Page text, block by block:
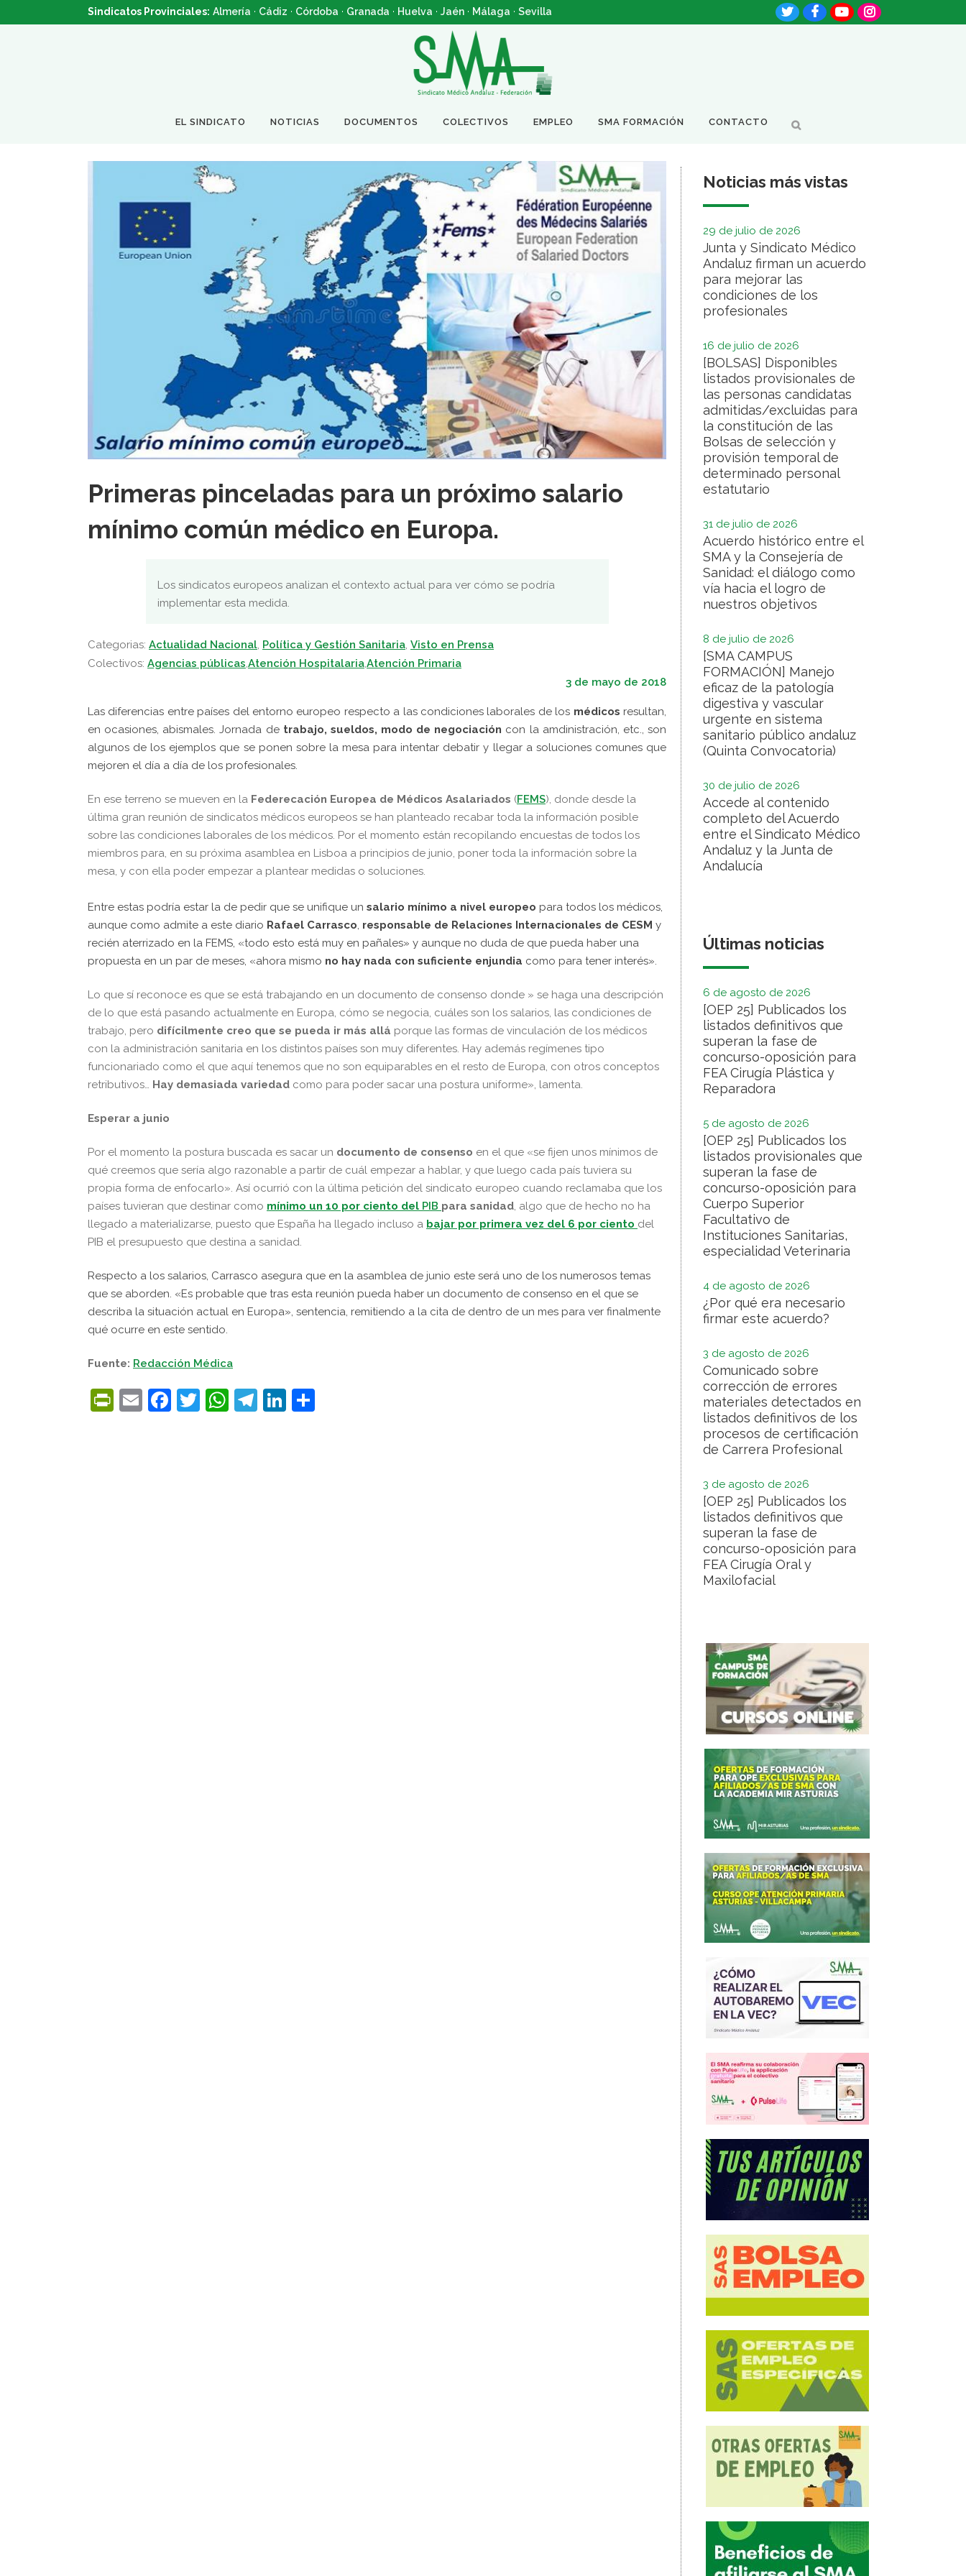
Sindicatos Provinciales: Almería · Cádiz · Córdoba · Granada · Huelva · Jaén · Málaga · Sevilla
EL SINDICATO NOTICIAS DOCUMENTOS COLECTIVOS EMPLEO SMA FORMACIÓN CONTACTO
Primeras pinceladas para un próximo salario
mínimo común médico en Europa.
Los sindicatos europeos analizan el contexto actual para ver cómo se podría
implementar esta medida.
Categorias: Actualidad Nacional Política y Gestión Sanitaria Visto en Prensa
Colectivos: Agencias públicas Atención HospitalariaAtención Primaria
3 de mayo de 2018
Las diferencias entre países del entorno europeo respecto a las condiciones laborales de los médicos resultan,
en ocasiones, abismales. Jornada de trabajo, sueldos, modo de negociación con la amdinistración, etc., son
algunos de los ejemplos que se ponen sobre la mesa para intentar debatir y llegar a soluciones comunes que
mejoren el día a día de los profesionales.
En ese terreno se mueven en la Federecación Europea de Médicos Asalariados (FEMS), donde desde la
última gran reunión de sindicatos médicos europeos se han planteado recabar toda la información posible
sobre las condiciones laborales de los médicos. Por el momento están recopilando encuestas de todos los
miembros para, en su próxima asamblea en Lisboa a principios de junio, poner toda la información sobre la
mesa, y con ella poder empezar a plantear medidas o soluciones.
Entre estas podría estar la de pedir que se unifique un salario mínimo a nivel europeo para todos los médicos,
aunque como admite a este diario Rafael Carrasco responsable de Relaciones Internacionales de CESM y
recién aterrizado en la FEMS, «todo esto está muy en pañales» y aunque no duda de que pueda haber una
propuesta en un par de meses, «ahora mismo no hay nada con suficiente enjundia como para tener interés».
Lo que sí reconoce es que se está trabajando en un documento de consenso donde » se haga una descripción
de lo que está pasando actualmente en Europa, cómo se negocia, cuáles son los salarios, las condiciones de
trabajo, pero difícilmente creo que se pueda ir más allá porque las formas de vinculación de los médicos
con la administración sanitaria en los distintos países son muy diferentes. Hay además regímenes tipo
funcionariado como el que aquí tenemos que no son equiparables en el resto de Europa, con otros conceptos
retributivos… Hay demasiada variedad como para poder sacar una postura uniforme», lamenta.
Esperar a junio
Por el momento la postura buscada es sacar un documento de consenso en el que «se fijen unos mínimos de
qué creemos que sería algo razonable a partir de cuál empezar a hablar, y que luego cada país tuviera su
propia forma de enfocarlo». Así ocurrió con la última petición del sindicato europeo cuando reclamaba que los
países tuvieran que destinar como mínimo un 10 por ciento del PIB para sanidad , algo que de hecho no ha
llegado a materializarse, puesto que España ha llegado incluso a bajar por primera vez del 6 por ciento del
PIB el presupuesto que destina a sanidad.
Respecto a los salarios, Carrasco asegura que en la asamblea de junio este será uno de los numerosos temas
que se aborden. «Es probable que tras esta reunión pueda haber un documento de consenso en el que se
describa la situación actual en Europa», sentencia, remitiendo a la cita de dentro de un mes para ver finalmente
qué ocurre en este sentido.
Fuente: Redacción Médica
PrintFriendly
EmailFacebook
Twitter
WhatsApp
Telegram
LinkedIn
Noticias más vistas
29 de julio de 2026
Junta y Sindicato Médico
Andaluz firman un acuerdo
para mejorar las
condiciones de los
profesionales
16 de julio de 2026
[BOLSAS] Disponibles
listados provisionales de
las personas candidatas
admitidas/excluidas para
la constitución de las
Bolsas de selección y
provisión temporal de
determinado personal
estatutario
31 de julio de 2026
Acuerdo histórico entre el
SMA y la Consejería de
Sanidad: el diálogo como
vía hacia el logro de
nuestros objetivos
8 de julio de 2026
[SMA CAMPUS
FORMACIÓN] Manejo
eficaz de la patología
digestiva y vascular
urgente en sistema
sanitario público andaluz
(Quinta Convocatoria)
30 de julio de 2026
Accede al contenido
completo del Acuerdo
entre el Sindicato Médico
Andaluz y la Junta de
Andalucía
Últimas noticias
6 de agosto de 2026
[OEP 25] Publicados los
listados definitivos que
superan la fase de
concurso-oposición para
FEA Cirugía Plástica y
Reparadora
5 de agosto de 2026
[OEP 25] Publicados los
listados provisionales que
superan la fase de
concurso-oposición para
Cuerpo Superior
Facultativo de
Instituciones Sanitarias,
especialidad Veterinaria
4 de agosto de 2026
¿Por qué era necesario
firmar este acuerdo?
3 de agosto de 2026
Comunicado sobre
corrección de errores
materiales detectados en
listados definitivos de los
procesos de certificación
de Carrera Profesional
3 de agosto de 2026
[OEP 25] Publicados los
listados definitivos que
superan la fase de
concurso-oposición para
FEA Cirugía Oral y
Maxilofacial